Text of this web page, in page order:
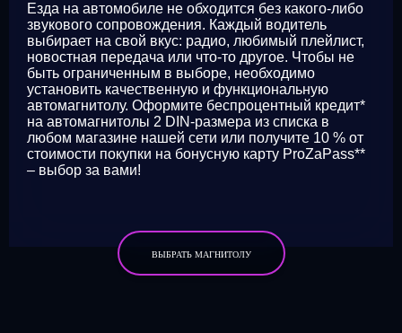
Езда на автомобиле не обходится без какого-либо
звукового сопровождения. Каждый водитель
выбирает на свой вкус: радио, любимый плейлист,
новостная передача или что-то другое. Чтобы не
быть ограниченным в выборе, необходимо
установить качественную и функциональную
автомагнитолу. Оформите беспроцентный кредит*
на автомагнитолы 2 DIN-размера из списка в
любом магазине нашей сети или получите 10 % от
стоимости покупки на бонусную карту ProZaPass**
– выбор за вами!
ВЫБРАТЬ МАГНИТОЛУ